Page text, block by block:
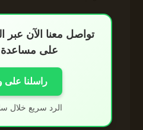
تواصل معنا الآن عبر
على مساعدة
راسلنا على
الرد سريع خلال